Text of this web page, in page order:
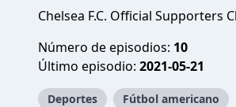
Chelsea F.C. Official Supporters
Número de episodios: 10
Último episodio: 2021-05-21
Deportes Fútbol americano